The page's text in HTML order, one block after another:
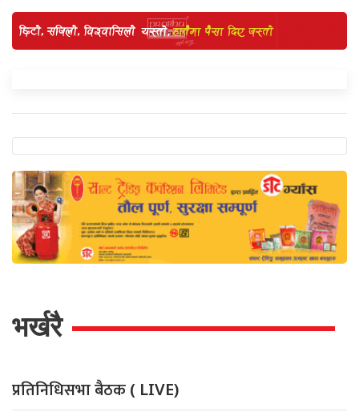
भर्खरै
प्रतिनिधिसभा बैठक ( LIVE)